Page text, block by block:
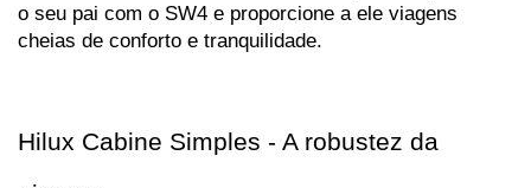
o seu pai com o SW4 e proporcione a ele viagens
cheias de conforto e tranquilidade.
Hilux Cabine Simples - A robustez da